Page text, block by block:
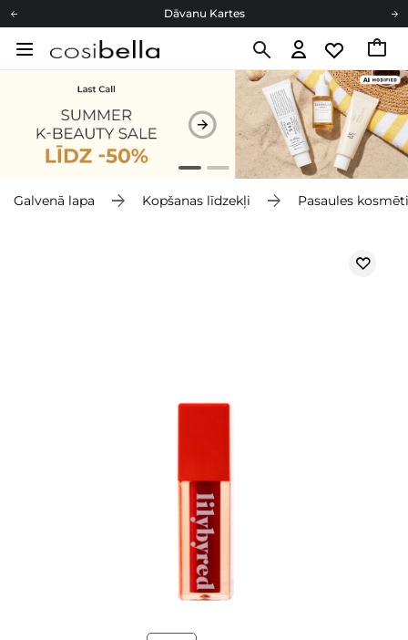
Dāvanu Kartes
Cosibella lojalitātes programma
Galvenā lapa Kopšanas līdzekļi Pasaules